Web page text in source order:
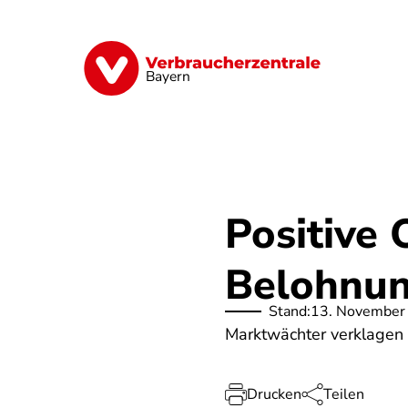
Bayern
Finanzen Digitales Lebensmittel
Positive
Stand:13.
Marktwächter
Drucken Teilen